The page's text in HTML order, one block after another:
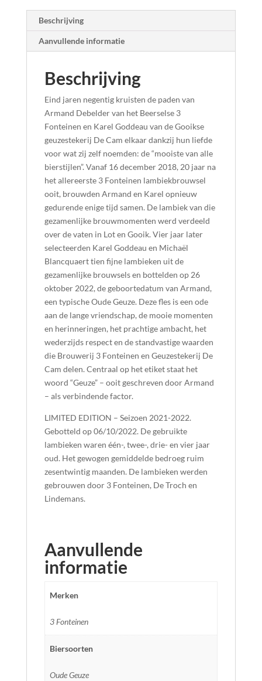
Beschrijving
Aanvullende informatie
Beschrijving
Eind jaren negentig kruisten de paden van
Armand Debelder van het Beerselse 3
Fonteinen en Karel Goddeau van de Gooikse
geuzestekerij De Cam elkaar dankzij hun liefde
voor wat zij zelf noemden: de “mooiste van alle
bierstijlen”. Vanaf 16 december 2018, 20 jaar na
het allereerste 3 Fonteinen lambiekbrouwsel
ooit, brouwden Armand en Karel opnieuw
gedurende enige tijd samen. De lambiek van die
gezamenlijke brouwmomenten werd verdeeld
over de vaten in Lot en Gooik. Vier jaar later
selecteerden Karel Goddeau en Michaël
Blancquaert tien fijne lambieken uit de
gezamenlijke brouwsels en bottelden op 26
oktober 2022, de geboortedatum van Armand,
een typische Oude Geuze. Deze fles is een ode
aan de lange vriendschap, de mooie momenten
en herinneringen, het prachtige ambacht, het
wederzijds respect en de standvastige waarden
die Brouwerij 3 Fonteinen en Geuzestekerij De
Cam delen. Centraal op het etiket staat het
woord “Geuze” – ooit geschreven door Armand
– als verbindende factor.
LIMITED EDITION – Seizoen 2021-2022.
Gebotteld op 06/10/2022. De gebruikte
lambieken waren één-, twee-, drie- en vier jaar
oud. Het gewogen gemiddelde bedroeg ruim
zesentwintig maanden. De lambieken werden
gebrouwen door 3 Fonteinen, De Troch en
Lindemans.
Aanvullende
informatie
Merken
3 Fonteinen
Biersoorten
Oude Geuze